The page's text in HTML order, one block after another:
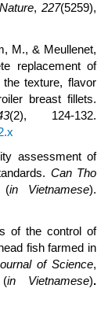
Nature, 227(5259),
M., & Meullenet,
replacement of
texture, flavor
breast fillets.
(2), 124-132.
assessment of
Can Tho
(in Vietnamese).
of the control of
fish farmed in
of Science,
(in Vietnamese).